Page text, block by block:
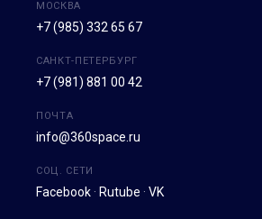
МОСКВА
+7 (985) 332 65 67
САНКТ-ПЕТЕРБУРГ
+7 (981) 881 00 42
ПОЧТА
info@360space.ru
СОЦ. СЕТИ
Facebook · Rutube · VK